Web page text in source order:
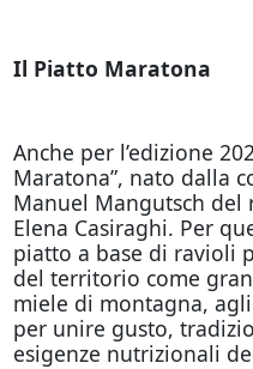
Il Piatto Maratona
Anche per l’edizione
Maratona”, nato dalla
Manuel Mangutsch
Elena Casiraghi. Per
piatto a base di ravioli
del territorio come
miele di montagna,
per unire gusto,
esigenze nutrizionali